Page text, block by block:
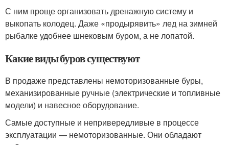
С ним проще организовать дренажную систему и
выкопать колодец. Даже «продырявить» лед на зимней
рыбалке удобнее шнековым буром, а не лопатой.
Какие виды буров существуют
В продаже представлены немоторизованные буры,
механизированные ручные (электрические и топливные
модели) и навесное оборудование.
Самые доступные и непривередливые в процессе
эксплуатации — немоторизованные. Они обладают